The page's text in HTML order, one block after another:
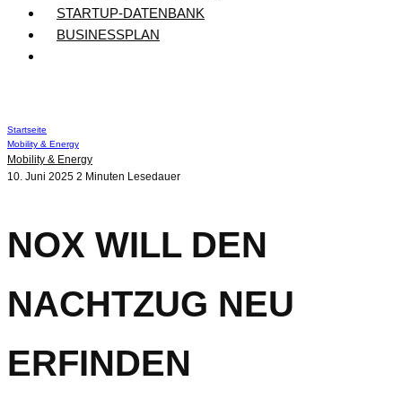
STARTUP-DATENBANK
BUSINESSPLAN
Startseite
Mobility & Energy
Mobility & Energy
10. Juni 2025 2 Minuten Lesedauer
NOX WILL DEN
NACHTZUG NEU
ERFINDEN